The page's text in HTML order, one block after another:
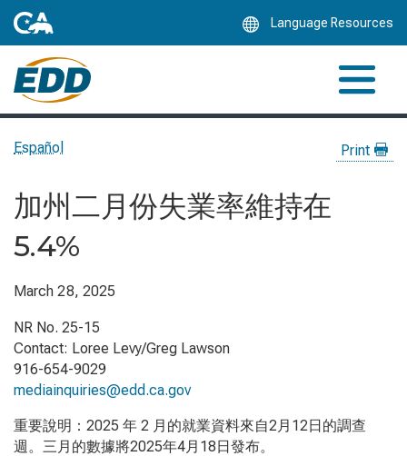
Language Resources
Español Print
加州二月份失業率維持在
5.4%
March 28, 2025
NR No. 25-15
Contact: Loree Levy/Greg Lawson
916-654-9029
mediainquiries@edd.ca.gov
重要說明：2025 年 2 月的就業資料來自2月 12日的調查
週。三月的數據將2025年4月 18日發布。